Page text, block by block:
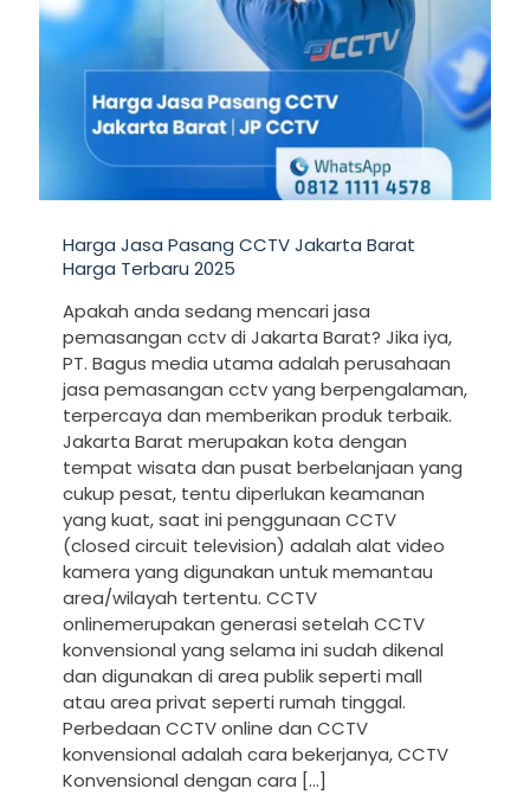
Harga Jasa Pasang CCTV Jakarta Barat
Harga Terbaru 2025
Apakah anda sedang mencari jasa
pemasangan cctv di Jakarta Barat? Jika iya,
PT. Bagus media utama adalah perusahaan
jasa pemasangan cctv yang berpengalaman,
terpercaya dan memberikan produk terbaik.
Jakarta Barat merupakan kota dengan
tempat wisata dan pusat berbelanjaan yang
cukup pesat, tentu diperlukan keamanan
yang kuat, saat ini penggunaan CCTV
(closed circuit television) adalah alat video
kamera yang digunakan untuk memantau
area/wilayah tertentu. CCTV
onlinemerupakan generasi setelah CCTV
konvensional yang selama ini sudah dikenal
dan digunakan di area publik seperti mall
atau area privat seperti rumah tinggal.
Perbedaan CCTV online dan CCTV
konvensional adalah cara bekerjanya, CCTV
Konvensional dengan cara […]